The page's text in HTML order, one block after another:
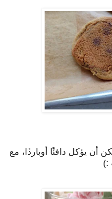
أن يؤكل دافئًا أوباردًا، مع
:)